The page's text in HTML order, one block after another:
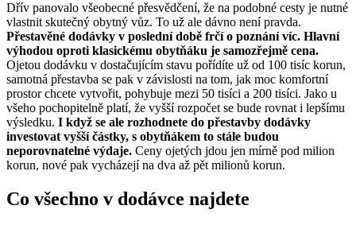
Dřív panovalo všeobecné přesvědčení, že na podobné cesty je nutné
vlastnit skutečný obytný vůz. To už ale dávno není pravda.
Přestavěné dodávky v poslední době frčí o poznání víc. Hlavní
výhodou oproti klasickému obytňáku je samozřejmě cena.
Ojetou dodávku v dostačujícím stavu pořídíte už od 100 tisíc korun,
samotná přestavba se pak v závislosti na tom, jak moc komfortní
prostor chcete vytvořit, pohybuje mezi 50 tisíci a 200 tisíci. Jako u
všeho pochopitelně platí, že vyšší rozpočet se bude rovnat i lepšímu
výsledku. I když se ale rozhodnete do přestavby dodávky
investovat vyšší částky, s obytňákem to stále budou
neporovnatelné výdaje. Ceny ojetých jdou jen mírně pod milion
korun, nové pak vycházejí na dva až pět milionů korun.
Co všechno v dodávce najdete